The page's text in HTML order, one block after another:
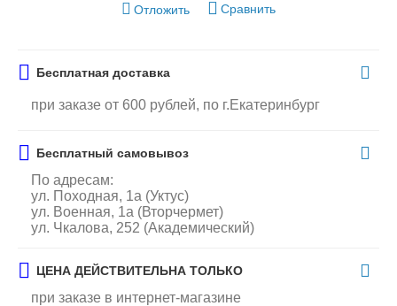
Отложить Сравнить
Бесплатная доставка
при заказе от 600 рублей, по г.Екатеринбург
Бесплатный самовывоз
По адресам:
ул. Походная, 1а (Уктус)
ул. Военная, 1а (Вторчермет)
ул. Чкалова, 252 (Академический)
ЦЕНА ДЕЙСТВИТЕЛЬНА ТОЛЬКО
при заказе в интернет-магазине